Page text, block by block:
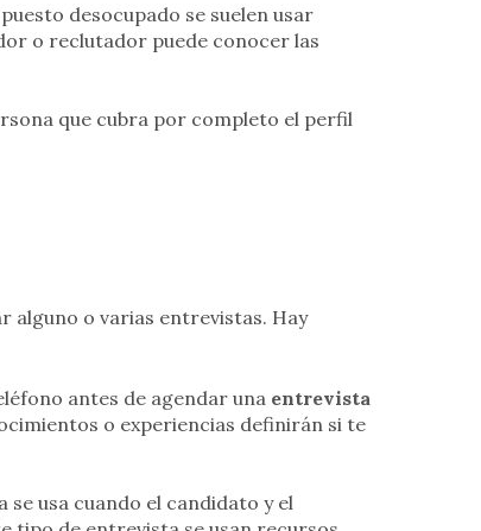
desocupado se suelen usar
o reclutador puede conocer las
que cubra por completo el perfil
alguno o varias entrevistas. Hay
antes de agendar una entrevista
o experiencias definirán si te
usa cuando el candidato y el